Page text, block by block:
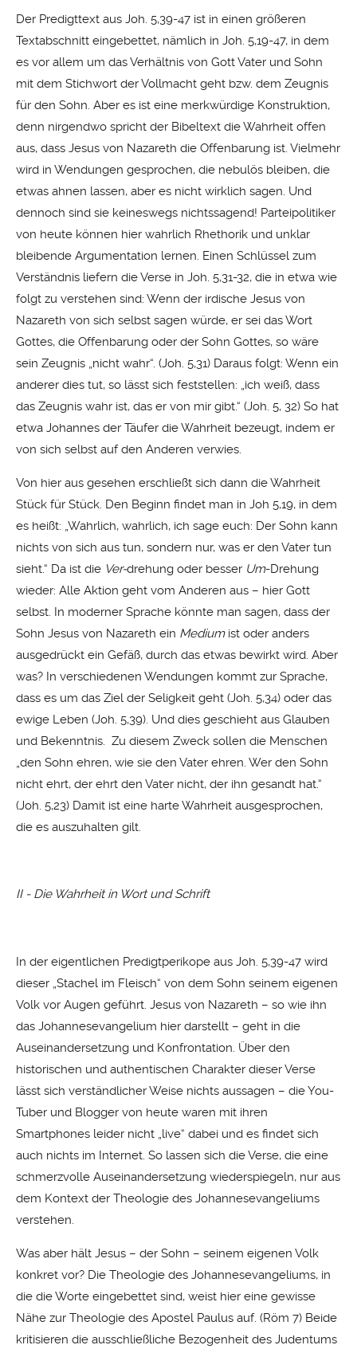
Der Predigttext aus Joh. 5,39-47 ist in einen größeren
Textabschnitt eingebettet, nämlich in Joh. 5,19-47, in dem
es vor allem um das Verhältnis von Gott Vater und Sohn
mit dem Stichwort der Vollmacht geht bzw. dem Zeugnis
für den Sohn. Aber es ist eine merkwürdige Konstruktion,
denn nirgendwo spricht der Bibeltext die Wahrheit offen
aus, dass Jesus von Nazareth die Offenbarung ist. Vielmehr
wird in Wendungen gesprochen, die nebulös bleiben, die
etwas ahnen lassen, aber es nicht wirklich sagen. Und
dennoch sind sie keineswegs nichtssagend! Parteipolitiker
von heute können hier wahrlich Rhethorik und unklar
bleibende Argumentation lernen. Einen Schlüssel zum
Verständnis liefern die Verse in Joh. 5,31-32, die in etwa wie
folgt zu verstehen sind: Wenn der irdische Jesus von
Nazareth von sich selbst sagen würde, er sei das Wort
Gottes, die Offenbarung oder der Sohn Gottes, so wäre
sein Zeugnis „nicht wahr“. (Joh. 5,31) Daraus folgt: Wenn ein
anderer dies tut, so lässt sich feststellen: „ich weiß, dass
das Zeugnis wahr ist, das er von mir gibt.“ (Joh. 5, 32) So hat
etwa Johannes der Täufer die Wahrheit bezeugt, indem er
von sich selbst auf den Anderen verwies.
Von hier aus gesehen erschließt sich dann die Wahrheit
Stück für Stück. Den Beginn findet man in Joh 5,19, in dem
es heißt: „Wahrlich, wahrlich, ich sage euch: Der Sohn kann
nichts von sich aus tun, sondern nur, was er den Vater tun
sieht.“ Da ist die Ver-drehung oder besser Um-Drehung
wieder: Alle Aktion geht vom Anderen aus – hier Gott
selbst. In moderner Sprache könnte man sagen, dass der
Sohn Jesus von Nazareth ein Mediumist oder anders
ausgedrückt ein Gefäß, durch das etwas bewirkt wird. Aber
was? In verschiedenen Wendungen kommt zur Sprache,
dass es um das Ziel der Seligkeit geht (Joh. 5,34) oder das
ewige Leben (Joh. 5,39). Und dies geschieht aus Glauben
und Bekenntnis. Zu diesem Zweck sollen die Menschen
„den Sohn ehren, wie sie den Vater ehren. Wer den Sohn
nicht ehrt, der ehrt den Vater nicht, der ihn gesandt hat.“
(Joh. 5,23) Damit ist eine harte Wahrheit ausgesprochen,
die es auszuhalten gilt.
II - Die Wahrheit in Wort und Schrift
In der eigentlichen Predigtperikope aus Joh. 5,39-47 wird
dieser „Stachel im Fleisch“ von dem Sohn seinem eigenen
Volk vor Augen geführt. Jesus von Nazareth – so wie ihn
das Johannesevangelium hier darstellt – geht in die
Auseinandersetzung und Konfrontation. Über den
historischen und authentischen Charakter dieser Verse
lässt sich verständlicher Weise nichts aussagen – die You-
Tuber und Blogger von heute waren mit ihren
Smartphones leider nicht „live“ dabei und es findet sich
auch nichts im Internet. So lassen sich die Verse, die eine
schmerzvolle Auseinandersetzung wiederspiegeln, nur aus
dem Kontext der Theologie des Johannesevangeliums
verstehen.
Was aber hält Jesus – der Sohn – seinem eigenen Volk
konkret vor? Die Theologie des Johannesevangeliums, in
die die Worte eingebettet sind, weist hier eine gewisse
Nähe zur Theologie des Apostel Paulus auf. (Röm 7) Beide
kritisieren die ausschließliche Bezogenheit des Judentums